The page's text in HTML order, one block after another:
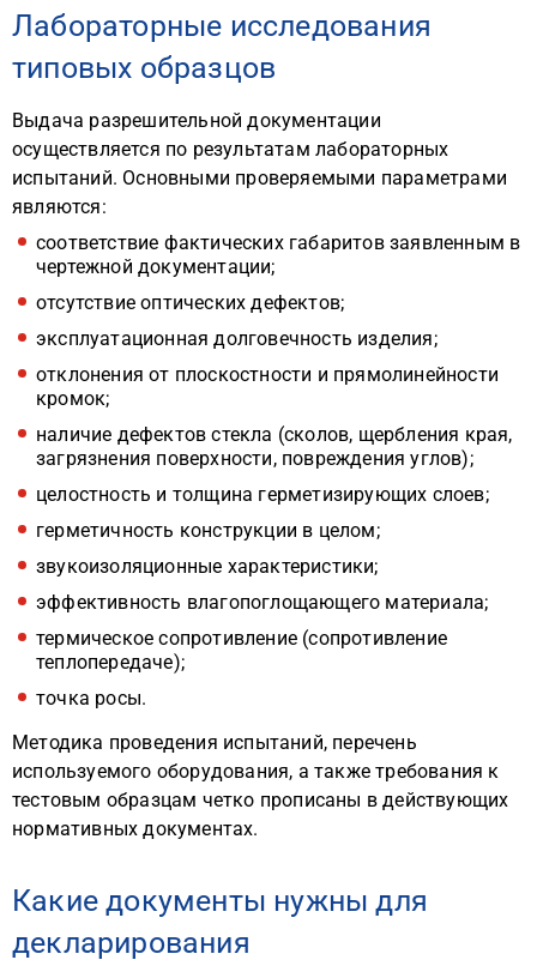
Лабораторные исследования
типовых образцов
Выдача разрешительной документации
осуществляется по результатам лабораторных
испытаний. Основными проверяемыми параметрами
являются:
соответствие фактических габаритов заявленным в
чертежной документации;
отсутствие оптических дефектов;
эксплуатационная долговечность изделия;
отклонения от плоскостности и прямолинейности
кромок;
наличие дефектов стекла (сколов, щербления края,
загрязнения поверхности, повреждения углов);
целостность и толщина герметизирующих слоев;
герметичность конструкции в целом;
звукоизоляционные характеристики;
эффективность влагопоглощающего материала;
термическое сопротивление (сопротивление
теплопередаче);
точка росы.
Методика проведения испытаний, перечень
используемого оборудования, а также требования к
тестовым образцам четко прописаны в действующих
нормативных документах.
Какие документы нужны для
декларирования